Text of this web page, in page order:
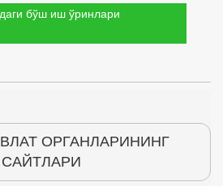
бўш иш ўринлари
ОРГАНЛАРИНИНГ
САЙТЛАРИ